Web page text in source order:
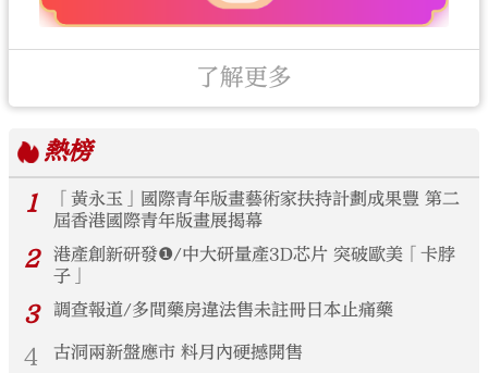
了解更多
熱榜
1
「黃永玉」國際青年版畫藝術家扶持計劃成果豐 第二
屆香港國際青年版畫展揭幕
2
港產創新研發❶/中大研量產3D芯片 突破歐美「卡脖
子」
3 調查報道/多間藥房違法售未註冊日本止痛藥
4 古洞兩新盤應市 料月內硬撼開售